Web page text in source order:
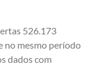
526.173
no mesmo período
dados com